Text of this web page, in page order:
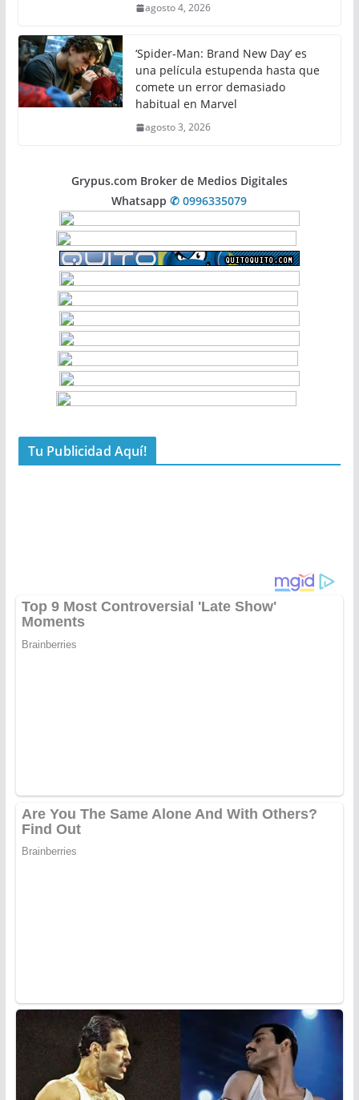
agosto 4, 2026
‘Spider-Man: Brand New Day’ es
una película estupenda hasta que
comete un error demasiado
habitual en Marvel
agosto 3, 2026
Grypus.com Broker de Medios Digitales
Whatsapp✆ 0996335079
Tu Publicidad Aquí!